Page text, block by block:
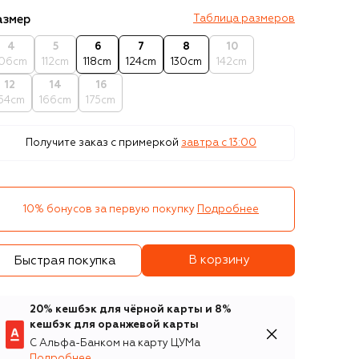
Таблица размеров
4
5
112cm
6
118cm
7
124cm
8
130cm
10
142cm
12
14
166cm
16
175cm
Получите заказ с примеркой завтра c 13:00
10% бонусов за первую покупку Подробнее
Быстрая покупка В корзину
20% кешбэк для чёрной карты и 8%
кешбэк для оранжевой карты
С Альфа-Банком на карту ЦУМа